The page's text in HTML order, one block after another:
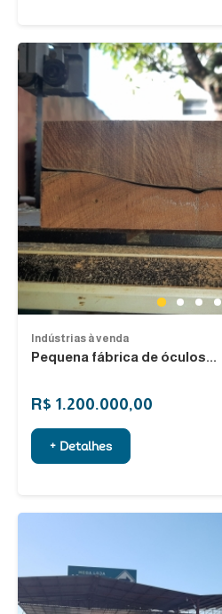
1 2 3 4
Indústrias à venda
Pequena fábrica de óculos...
R$ 1.200.000,00
+ Detalhes